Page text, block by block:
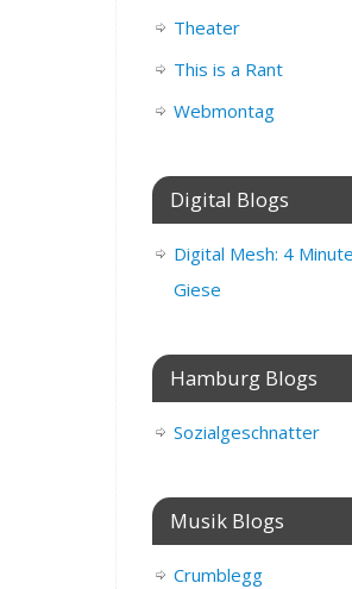
Theater
This is a Rant
Webmontag
Digital Blogs
Digital Mesh: 4
Giese
Hamburg Blogs
Sozialgeschnatter
Musik Blogs
Crumblegg